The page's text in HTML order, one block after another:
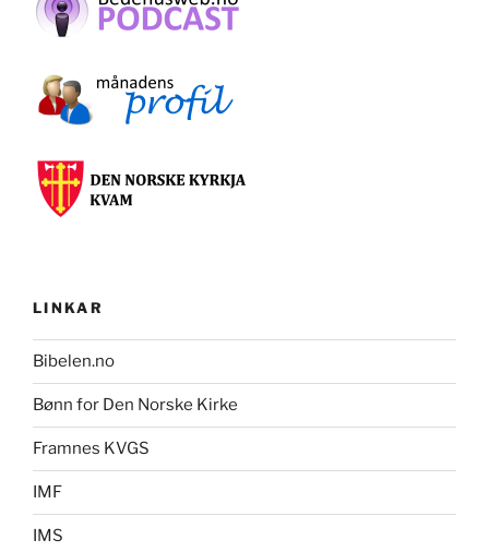
LINKAR
Bibelen.no
Bønn for Den Norske Kirke
Framnes KVGS
IMF
IMS